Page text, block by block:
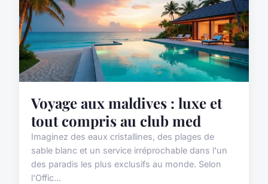
Voyage aux maldives : luxe et
tout compris au club med
Imaginez des eaux cristallines, des plages de
sable blanc et un service irréprochable dans l'un
des paradis les plus exclusifs au monde. Selon
l'Offic...